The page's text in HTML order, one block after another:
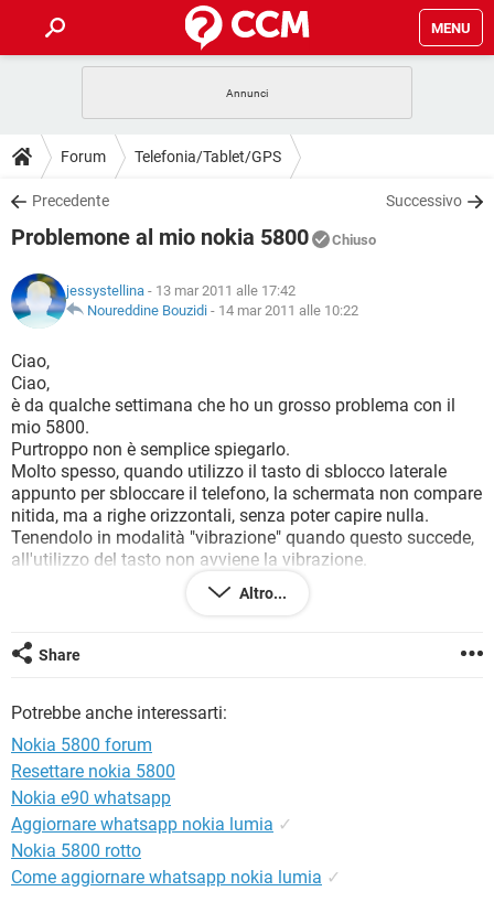
MENU
INTRATTENIMENTO ANDROID
iOS
INSTAGRAM WHATSAPP
TIKTOK
HARDWARE
GUIDE
COVID-19 GAMING
INSTAGRAM WHATSAPP
TIKTOK
HARDWARE
DOWNLOAD
COVID-19 GAMING
INTRATTENIMENTO
iOS WINDOWS 10
INSTAGRAM
TIKTOK
HARDWARE
COVID-19 GAMING
INTRATTENIMENTO
iOS
INSTAGRAM WHATSAPP
TIKTOK FACEBOOK
HARDWARE
GLOSSARIO
COVID-19
INTRATTENIMENTO
iOS
INSTAGRAM WHATSAPP
TIKTOK FACEBOOK
HARDWARE
Forum Telefonia/Tablet/GPS
Precedente Successivo
Problemone al mio nokia 5800 Chiuso
jessystellina - 13 mar 2011 alle 17:42
Noureddine Bouzidi - 14 mar 2011 alle 10:22
Ciao,
Ciao,
è da qualche settimana che ho un grosso problema con il
mio 5800.
Purtroppo non è semplice spiegarlo.
Molto spesso, quando utilizzo il tasto di sblocco laterale
appunto per sbloccare il telefono, la schermata non compare
nitida, ma a righe orizzontali, senza poter capire nulla.
Tenendolo in modalità "vibrazione" quando questo succede,
all'utilizzo del tasto non avviene la vibrazione.
se poi blocco e risblocco ritorna tutto ok , ma a volte mi è
necessario anche 10 min per riuscire a vedere la schermata.
c'è anche da aggiungere che il problema è più frequente
quando fa freddo, mentre se ho il tel tra le mani è molto più
cosa devo fare???
jessy
Altro...
Share
Potrebbe anche interessarti:
Nokia 5800 forum
Resettare nokia 5800
Nokia e90 whatsapp
Aggiornare whatsapp nokia lumia ✓
Nokia 5800 rotto
Come aggiornare whatsapp nokia lumia ✓